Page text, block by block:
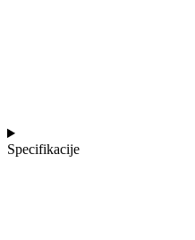
Specifikacije